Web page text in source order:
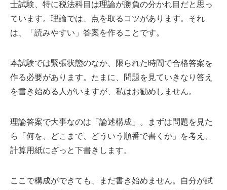
士試験、特に税法科目は理論が勝負の分かれ目だと思っ
ています。理論では、点を取るコツがあります。それ
は、「読みやすい」答案を作ることです。
本試験では緊張状態のなか、限られた時間で合格答案を
作る必要があります。たまに、問題を見ていきなり答え
を書き始める人がいますが、私はお勧めしません。
理論答案で大事なのは「論述構成」。まずは問題を見た
ら「何を、どこまで、どういう順番で書くか」を考え、
計算用紙にざっと下書きします。
ここで構成ができても、まだ書き始めません。自分が試